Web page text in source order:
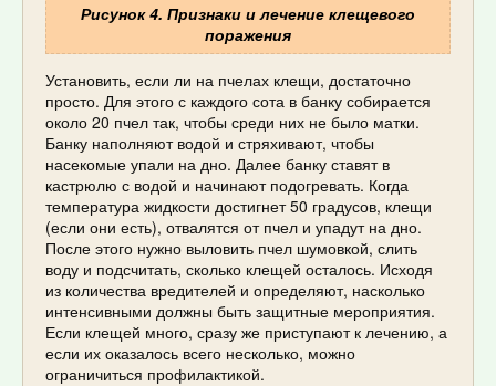
Рисунок 4. Признаки и лечение клещевого
поражения
Установить, если ли на пчелах клещи, достаточно
просто. Для этого с каждого сота в банку собирается
около 20 пчел так, чтобы среди них не было матки.
Банку наполняют водой и стряхивают, чтобы
насекомые упали на дно. Далее банку ставят в
кастрюлю с водой и начинают подогревать. Когда
температура жидкости достигнет 50 градусов, клещи
(если они есть), отвалятся от пчел и упадут на дно.
После этого нужно выловить пчел шумовкой, слить
воду и подсчитать, сколько клещей осталось. Исходя
из количества вредителей и определяют, насколько
интенсивными должны быть защитные мероприятия.
Если клещей много, сразу же приступают к лечению, а
если их оказалось всего несколько, можно
ограничиться профилактикой.